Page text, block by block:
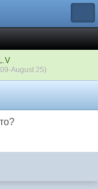
August 25)